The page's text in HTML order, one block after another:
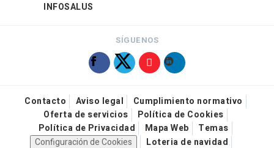
INFOSALUS
SÍGUENOS
Contacto Aviso legal
Cumplimiento normativo
Oferta de servicios
Política de Cookies
Política de Privacidad
Mapa Web
Temas
Configuración de Cookies
Loteria de navidad